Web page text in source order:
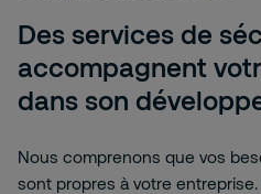
Des services de
accompagnent
dans son
Nous comprenons que vos
sont propres à votre